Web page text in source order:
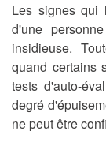
Les signes qui
d'une
insidieuse.
quand certains
tests d'auto-
degré
ne peut être